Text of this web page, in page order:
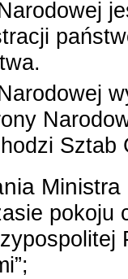
pokoju